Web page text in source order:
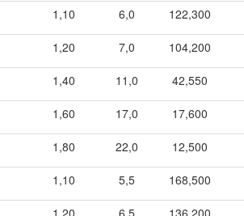
1,10 6,0 122,300
1,20 7,0 104,200
1,40 11,0 42,550
1,60 17,0 17,600
1,80 22,0 12,500
1,10 5,5 168,500